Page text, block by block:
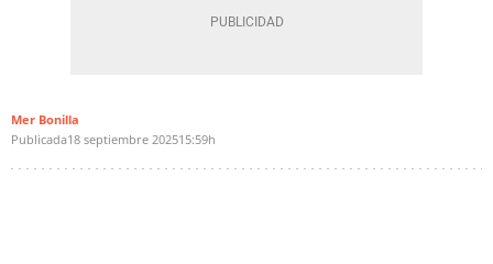
Mer Bonilla
Publicada18 septiembre 202515:59h